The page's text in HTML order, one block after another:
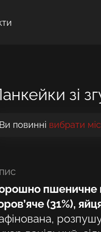
зі
Ви повинні вибрати
пшеничне
(31%),